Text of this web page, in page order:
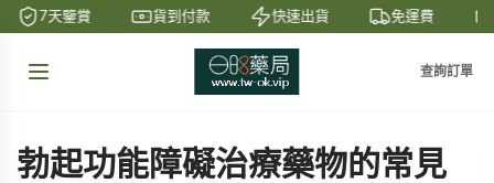
7天鑒賞 貨到付款 快速出貨 免運費
查詢訂單
勃起功能障礙治療藥物的常見